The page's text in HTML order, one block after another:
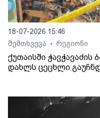
18-07-2026 15:46
შემთხვევა
• რეგიონი
ქუთაისში ჭავჭავაძის
დახლს ცეცხლი